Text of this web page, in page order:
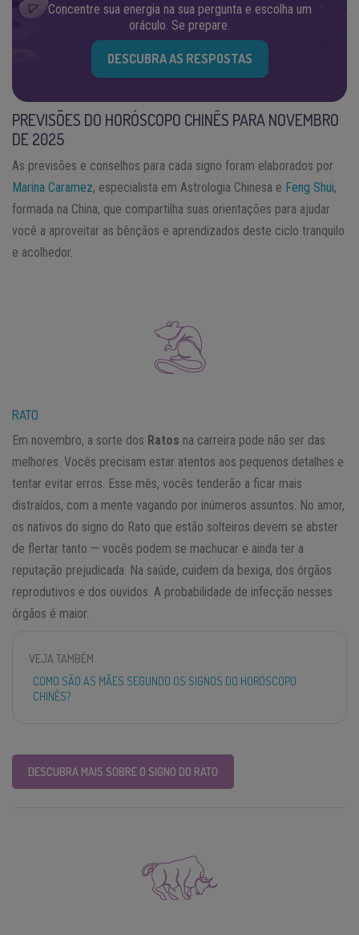
Concentre sua energia na sua pergunta e escolha um
oráculo. Se prepare.
DESCUBRA AS RESPOSTAS
PREVISÕES DO HORÓSCOPO CHINÊS PARA NOVEMBRO
DE 2025
As previsões e conselhos para cada signo foram elaborados por
Marina Caramez, especialista em Astrologia Chinesa e Feng Shui,
formada na China, que compartilha suas orientações para ajudar
você a aproveitar as bênçãos e aprendizados deste ciclo tranquilo
e acolhedor.
RATO
Em novembro, a sorte dos Ratos na carreira pode não ser das
melhores. Vocês precisam estar atentos aos pequenos detalhes e
tentar evitar erros. Esse mês, vocês tenderão a ficar mais
distraídos, com a mente vagando por inúmeros assuntos. No amor,
os nativos do signo do Rato que estão solteiros devem se abster
de flertar tanto — vocês podem se machucar e ainda ter a
reputação prejudicada. Na saúde, cuidem da bexiga, dos órgãos
reprodutivos e dos ouvidos. A probabilidade de infecção nesses
órgãos é maior.
VEJA TAMBÉM
COMO SÃO AS MÃES SEGUNDO OS SIGNOS DO HORÓSCOPO
CHINÊS?
DESCUBRA MAIS SOBRE O SIGNO DO RATO